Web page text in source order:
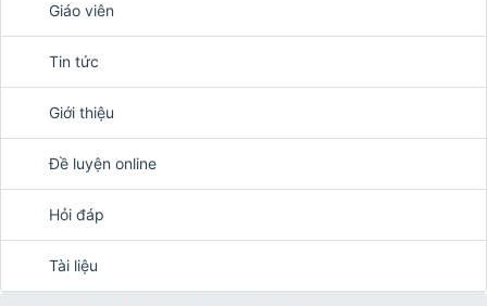
Giáo viên
Tin tức
Giới thiệu
Đề luyện online
Hỏi đáp
Tài liệu